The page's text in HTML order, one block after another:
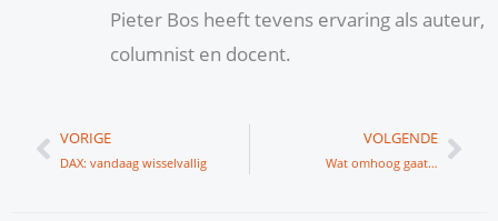
Pieter Bos heeft tevens ervaring als auteur,
columnist en docent.
Vorige
VORIGE
DAX: vandaag wisselvallig
VOLGENDE
Wat omhoog gaat…